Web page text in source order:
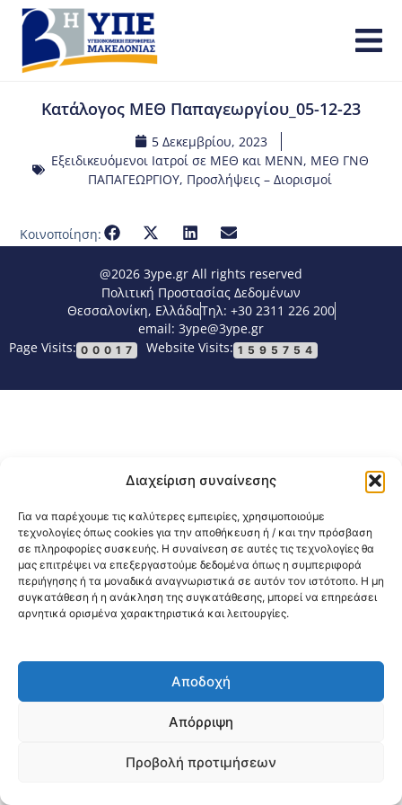
Διαχείριση συναίνεσης
Για να παρέχουμε τις καλύτερες εμπειρίες, χρησιμοποιούμε
τεχνολογίες όπως cookies για την αποθήκευση ή / και την πρόσβαση
σε πληροφορίες συσκευής. Η συναίνεση σε αυτές τις τεχνολογίες θα
μας επιτρέψει να επεξεργαστούμε δεδομένα όπως η συμπεριφορά
περιήγησης ή τα μοναδικά αναγνωριστικά σε αυτόν τον ιστότοπο. Η μη
συγκατάθεση ή η ανάκληση της συγκατάθεσης, μπορεί να επηρεάσει
αρνητικά ορισμένα χαρακτηριστικά και λειτουργίες.
Αποδοχή
Απόρριψη
Προβολή προτιμήσεων
Κατάλογος ΜΕΘ Παπαγεωργίου_05-12-23
5 Δεκεμβρίου, 2023
Εξειδικευόμενοι Ιατροί σε ΜΕΘ και ΜΕΝΝ, ΜΕΘ ΓΝΘ
ΠΑΠΑΓΕΩΡΓΙΟΥ, Προσλήψεις – Διορισμοί
Κοινοποίηση:
@2026 3ype.gr All rights reserved
Πολιτική Προστασίας Δεδομένων
Θεσσαλονίκη, ΕλλάδαΤηλ: +30 2311 226 200
email: 3ype@3ype.gr
Page Visits: 00017 Website Visits: 1595754